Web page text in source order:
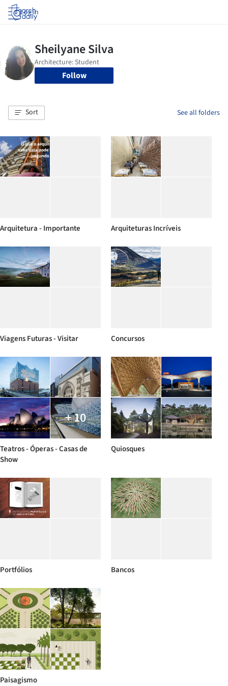
Log in
Follow
Sort See all folders
Arquitetura - Importante Arquiteturas Incríveis
Viagens Futuras - Visitar Concursos
+ 10
Teatros - Óperas - Casas de
Show
Quiosques
Portfólios Bancos
Paisagismo